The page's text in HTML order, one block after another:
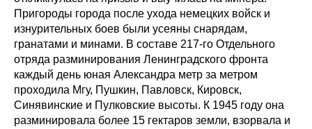
Пригороды города после ухода немецких войск и
изнурительных боев были усеяны снарядам,
гранатами и минами. В составе 217-го Отдельного
отряда разминирования Ленинградского фронта
каждый день юная Александра метр за метром
проходила Мгу, Пушкин, Павловск, Кировск,
Синявинские и Пулковские высоты. К 1945 году она
разминировала более 15 гектаров земли, взорвала и